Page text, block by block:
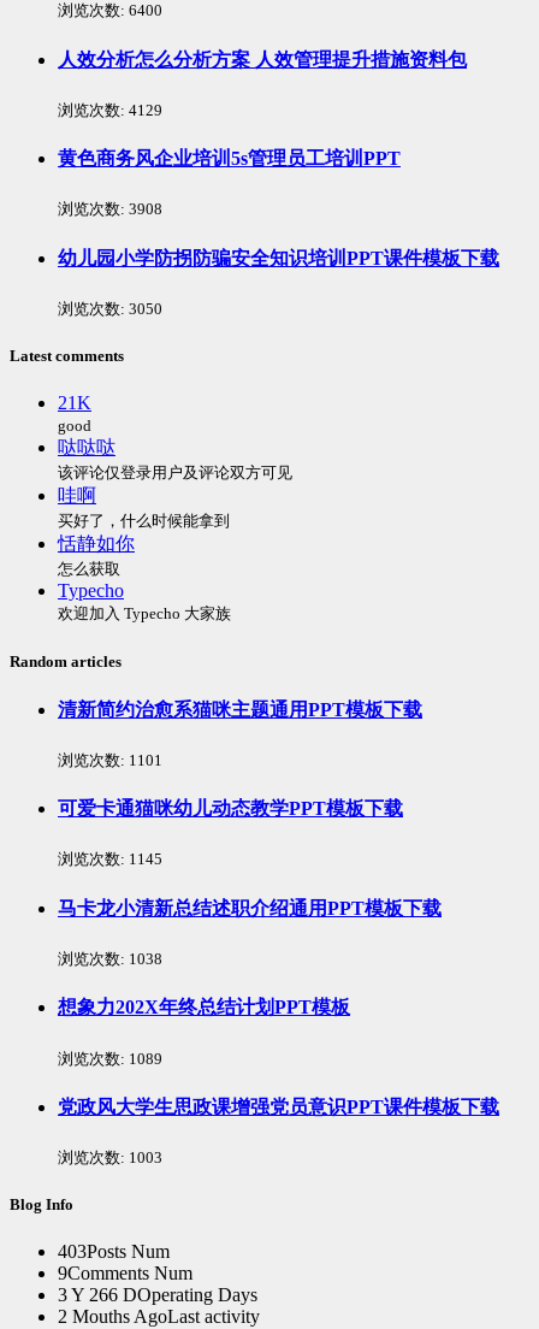
浏览次数: 6400
人效分析怎么分析方案 人效管理提升措施资料包
浏览次数: 4129
黄色商务风企业培训5s管理员工培训PPT
浏览次数: 3908
幼儿园小学防拐防骗安全知识培训PPT课件模板下载
浏览次数: 3050
Latest comments
21K
good
哒哒哒
该评论仅登录用户及评论双方可见
哇啊
买好了，什么时候能拿到
恬静如你
怎么获取
Typecho
欢迎加入 Typecho 大家族
Random articles
清新简约治愈系猫咪主题通用PPT模板下载
浏览次数: 1101
可爱卡通猫咪幼儿动态教学PPT模板下载
浏览次数: 1145
马卡龙小清新总结述职介绍通用PPT模板下载
浏览次数: 1038
想象力202X年终总结计划PPT模板
浏览次数: 1089
党政风大学生思政课增强党员意识PPT课件模板下载
浏览次数: 1003
Blog Info
403Posts Num
9Comments Num
3 Y 266 DOperating Days
2 Mouths AgoLast activity